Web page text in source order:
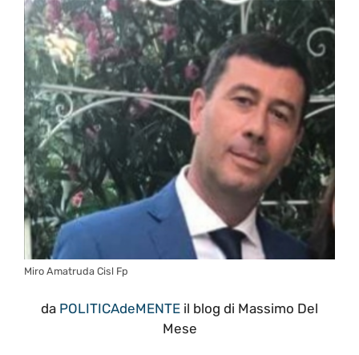
Miro Amatruda Cisl Fp
da POLITICAdeMENTE il blog di Massimo Del
Mese